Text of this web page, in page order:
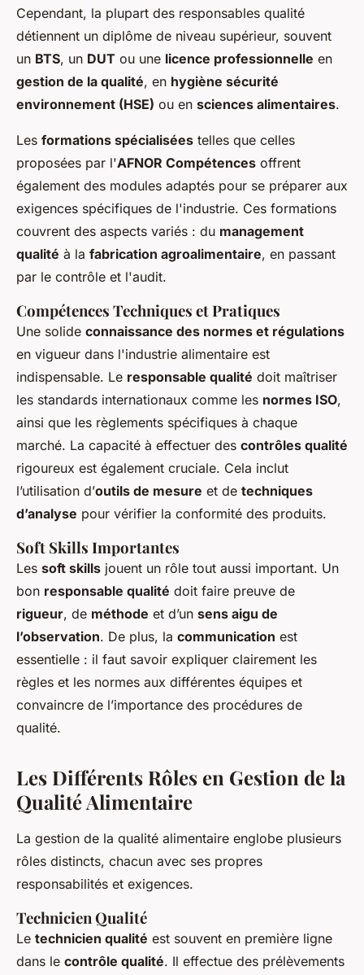
Cependant, la plupart des responsables qualité
détiennent un diplôme de niveau supérieur, souvent
un BTS, un DUT ou une licence professionnelle en
gestion de la qualité, en hygiène sécurité
environnement (HSE) ou en sciences alimentaires.
Les formations spécialisées telles que celles
proposées par l'AFNOR Compétences offrent
également des modules adaptés pour se préparer aux
exigences spécifiques de l'industrie. Ces formations
couvrent des aspects variés : du management
qualité à la fabrication agroalimentaire, en passant
par le contrôle et l'audit.
Compétences Techniques et Pratiques
Une solide connaissance des normes et régulations
en vigueur dans l'industrie alimentaire est
indispensable. Le responsable qualité doit maîtriser
les standards internationaux comme les normes ISO,
ainsi que les règlements spécifiques à chaque
marché. La capacité à effectuer des contrôles qualité
rigoureux est également cruciale. Cela inclut
l’utilisation d’outils de mesure et de techniques
d’analyse pour vérifier la conformité des produits.
Soft Skills Importantes
Les soft skills jouent un rôle tout aussi important. Un
bon responsable qualité doit faire preuve de
rigueur, de méthode et d’un sens aigu de
l’observation. De plus, la communication est
essentielle : il faut savoir expliquer clairement les
règles et les normes aux différentes équipes et
convaincre de l’importance des procédures de
qualité.
Les Différents Rôles en Gestion de la
Qualité Alimentaire
La gestion de la qualité alimentaire englobe plusieurs
rôles distincts, chacun avec ses propres
responsabilités et exigences.
Technicien Qualité
Le technicien qualité est souvent en première ligne
dans le contrôle qualité. Il effectue des prélèvements